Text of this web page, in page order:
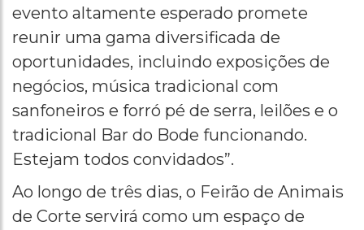
evento altamente esperado promete
reunir uma gama diversificada de
oportunidades, incluindo exposições de
negócios, música tradicional com
sanfoneiros e forró pé de serra, leilões e o
tradicional Bar do Bode funcionando.
Estejam todos convidados”.
Ao longo de três dias, o Feirão de Animais
de Corte servirá como um espaço de